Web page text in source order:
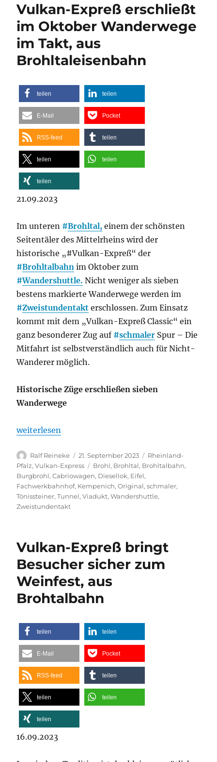
Vulkan-Expreß erschließt
im Oktober Wanderwege
im Takt, aus
Brohltaleisenbahn
teilen teilen
E-Mail Pocket
RSS-feed teilen
teilen teilen
teilen
21.09.2023
Im unteren #Brohltal, einem der schönsten
Seitentäler des Mittelrheins wird der
historische „#Vulkan-Expreß“ der
#Brohltalbahn im Oktober zum
#Wandershuttle. Nicht weniger als sieben
bestens markierte Wanderwege werden im
#Zweistundentakt erschlossen. Zum Einsatz
kommt mit dem „Vulkan-Expreß Classic“ ein
ganz besonderer Zug auf #schmaler Spur – Die
Mitfahrt ist selbstverständlich auch für Nicht-
Wanderer möglich.
Historische Züge erschließen sieben
Wanderwege
„Vulkan-Expreß erschließt im Oktober
weiterlesen
Autor
Ralf Reineke
Veröffentlicht
am
21. September 2023 Kategorien
Rheinland-
Pfalz,Vulkan-Express Schlagwörter
Brohl, Brohltal, Brohltalbahn,
Burgbrohl,Cabriowagen, Diesellok, Eifel,
Fachwerkbahnhof, Kempenich,Original,schmaler,
Tönissteiner,Tunnel,Viadukt,Wandershuttle,
Zweistundentakt
Vulkan-Expreß bringt
Besucher sicher zum
Weinfest, aus
Brohtalbahn
teilen teilen
E-Mail Pocket
RSS-feed teilen
teilen teilen
teilen
16.09.2023